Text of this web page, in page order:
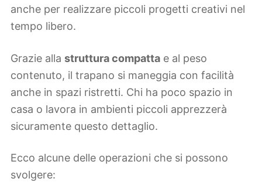
anche per realizzare piccoli progetti creativi nel
tempo libero.
Grazie alla struttura compatta e al peso
contenuto, il trapano si maneggia con facilità
anche in spazi ristretti. Chi ha poco spazio in
casa o lavora in ambienti piccoli apprezzerà
sicuramente questo dettaglio.
Ecco alcune delle operazioni che si possono
svolgere: